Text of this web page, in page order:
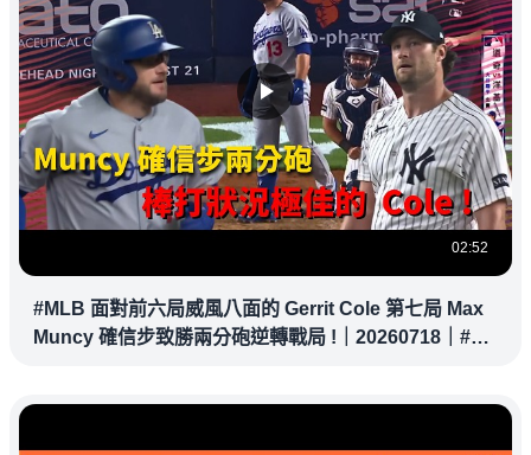
02:52
#MLB 面對前六局威風八面的 Gerrit Cole 第七局 Max
Muncy 確信步致勝兩分砲逆轉戰局 !｜20260718｜#洛